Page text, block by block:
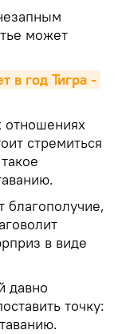
может
в год Тигра -
отношениях
стремиться
в виде
давно
точку: